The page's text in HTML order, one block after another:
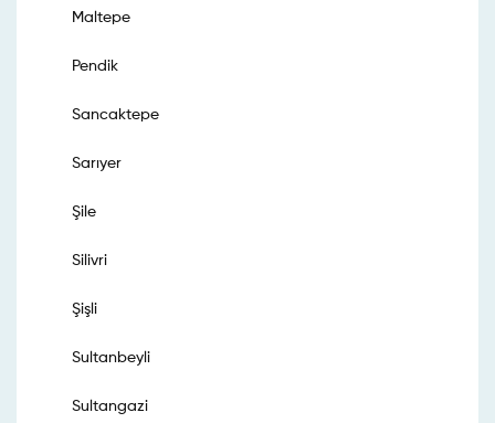
Maltepe
Pendik
Sancaktepe
Sarıyer
Şile
Silivri
Şişli
Sultanbeyli
Sultangazi